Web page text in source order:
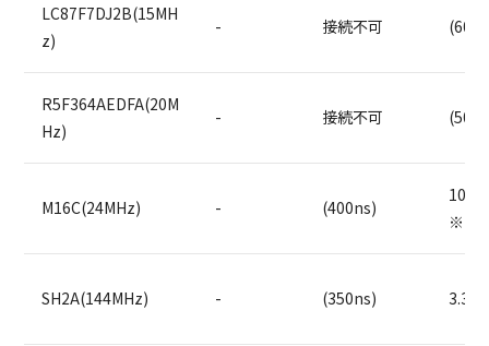
LC87F7DJ2B(15MH
z)
- 接続不可
R5F364AEDFA(20M
Hz)
- 接続不可
M16C(24MHz) - (400ns)
10us
※1
SH2A(144MHz) - (350ns) 3.3us